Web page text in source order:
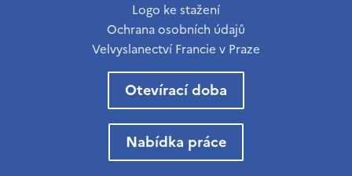
Logo ke stažení
Ochrana osobních údajů
Velvyslanectví Francie v Praze
Otevírací doba
Nabídka práce